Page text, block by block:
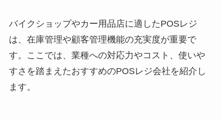
バイクショップやカー用品店に適したPOSレジ
は、在庫管理や顧客管理機能の充実度が重要で
す。ここでは、業種への対応力やコスト、使いや
すさを踏まえたおすすめのPOSレジ会社を紹介し
ます。